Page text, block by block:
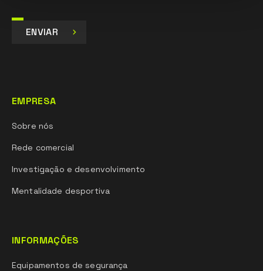
ENVIAR
EMPRESA
Sobre nós
Rede comercial
Investigação e desenvolvimento
Mentalidade desportiva
INFORMAÇÕES
Equipamentos de segurança